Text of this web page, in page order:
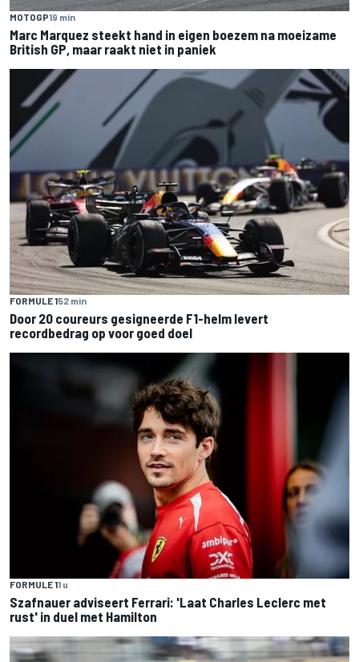
MOTOGP19 min
Marc Marquez steekt hand in eigen boezem na moeizame
British GP, maar raakt niet in paniek
FORMULE 152 min
Door 20 coureurs gesigneerde F1-helm levert
recordbedrag op voor goed doel
FORMULE 11 u
Szafnauer adviseert Ferrari: 'Laat Charles Leclerc met
rust' in duel met Hamilton